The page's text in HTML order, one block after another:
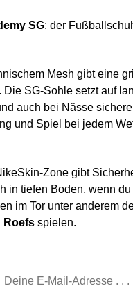
SG: der
Mesh gibt eine
SG-Sohle setzt auf
auch bei Nässe
und Spiel bei jedem
Zone gibt
in tiefen Boden, wenn
im Tor unter anderem
Roefs spielen.